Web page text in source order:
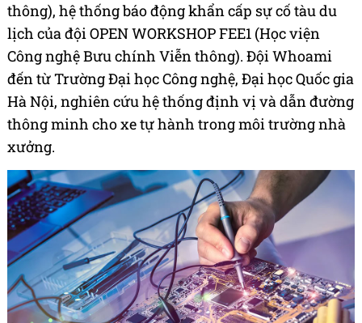
thông), hệ thống báo động khẩn cấp sự cố tàu du
lịch của đội OPEN WORKSHOP FEE1 (Học viện
Công nghệ Bưu chính Viễn thông). Đội Whoami
đến từ Trường Đại học Công nghệ, Đại học Quốc gia
Hà Nội, nghiên cứu hệ thống định vị và dẫn đường
thông minh cho xe tự hành trong môi trường nhà
xưởng.